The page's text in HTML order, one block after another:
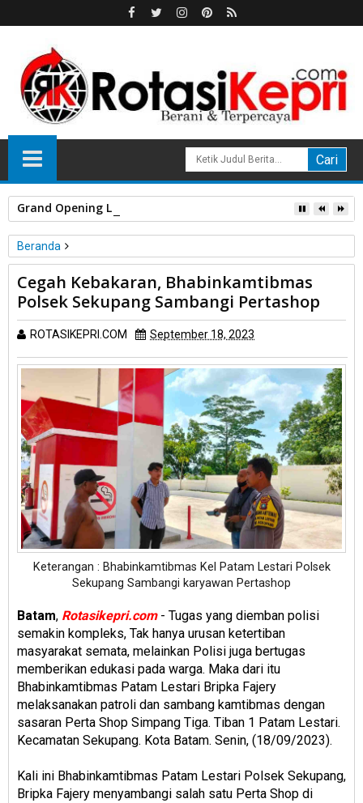
Grand Opening Loong KTV di One Mall Batam Center,
Beranda
Unlabelled
Cegah Kebakaran, Bhabinkamtibmas Polsek Sekupang
Sambangi Pertashop
Cegah Kebakaran, Bhabinkamtibmas
Polsek Sekupang Sambangi Pertashop
ROTASIKEPRI.COM September 18, 2023
Keterangan : Bhabinkamtibmas Kel Patam Lestari Polsek
Sekupang Sambangi karyawan Pertashop
Batam, Rotasikepri.com- Tugas yang diemban polisi
semakin kompleks, Tak hanya urusan ketertiban
masyarakat semata, melainkan Polisi juga bertugas
memberikan edukasi pada warga. Maka dari itu
Bhabinkamtibmas Patam Lestari Bripka Fajery
melaksanakan patroli dan sambang kamtibmas dengan
sasaran Perta Shop Simpang Tiga. Tiban 1 Patam Lestari.
Kecamatan Sekupang. Kota Batam. Senin, (18/09/2023).
Kali ini Bhabinkamtibmas Patam Lestari Polsek Sekupang,
Bripka Fajery menyambangi salah satu Perta Shop di